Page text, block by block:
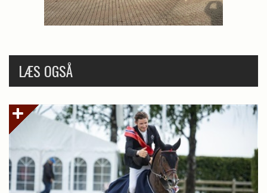
LÆS OGSÅ